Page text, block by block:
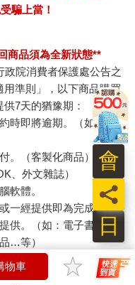
騙上當！
商品須為全新狀態**
院消費者保護處公告之
用準則」，以下商品購買
7天的猶豫期：
時即將逾期。（如：生
。（客製化商品）
、外文雜誌）
軟體。
一經提供即為完成之線
供。（如：電子書、電
…等）
內衣褲、刮鬍刀、除毛
物車
日
員
會